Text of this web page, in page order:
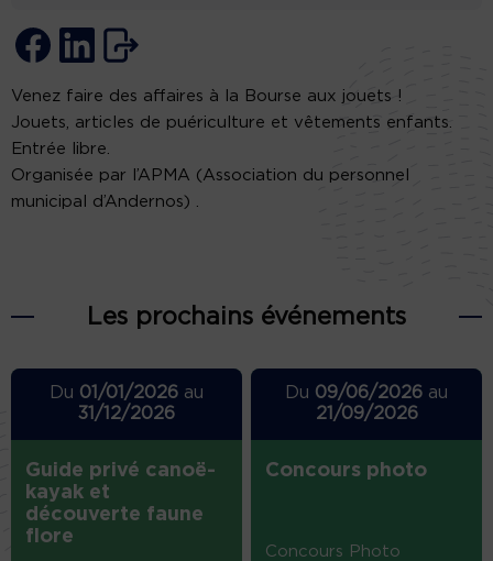
Venez faire des affaires à la Bourse aux jouets !
Jouets, articles de puériculture et vêtements enfants.
Entrée libre.
Organisée par l’APMA (Association du personnel
municipal d’Andernos) .
Les prochains événements
Du 01/01/2026au
31/12/2026
Guide privé canoë-
kayak et
découverte faune
flore
Du 09/06/2026 au
21/09/2026
Concours photo
Concours Photo